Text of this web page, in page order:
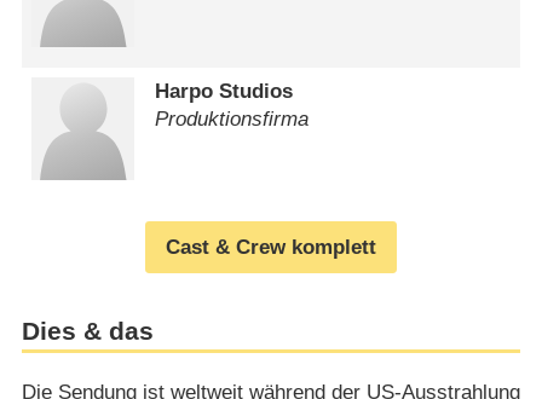
Harpo Studios
Produktionsfirma
Cast & Crew komplett
Dies & das
Die Sendung ist weltweit während der US-Ausstrahlung